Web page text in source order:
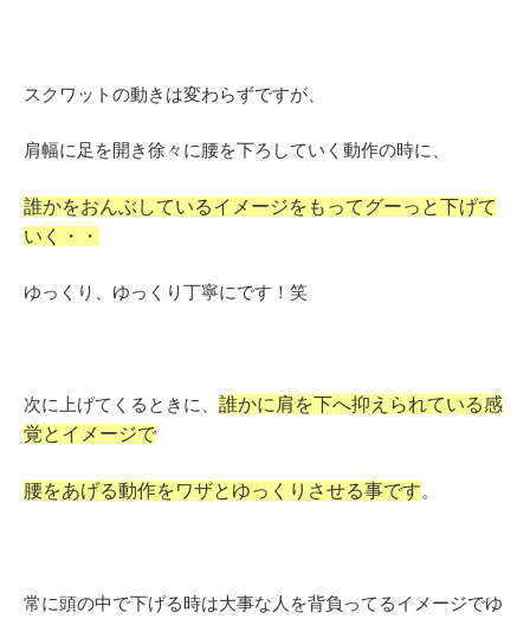
スクワットの動きは変わらずですが、
肩幅に足を開き徐々に腰を下ろしていく動作の時に、
誰かをおんぶしているイメージをもってグーっと下げて
いく・・
ゆっくり、ゆっくり丁寧にです！笑
次に上げてくるときに、 誰かに肩を下へ抑えられている感
覚とイメージで
腰をあげる動作をワザとゆっくりさせる事です。
常に頭の中で下げる時は大事な人を背負ってるイメージでゆ